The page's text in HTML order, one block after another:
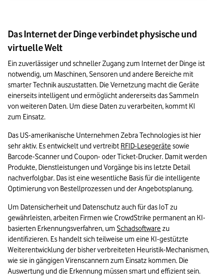
Das Internet der Dinge verbindet physische und
virtuelle Welt
Ein zuverlässiger und schneller Zugang zum Internet der Dinge ist
notwendig, um Maschinen, Sensoren und andere Bereiche mit
smarter Technik auszustatten. Die Vernetzung macht die Geräte
einerseits intelligent und ermöglicht andererseits das Sammeln
von weiteren Daten. Um diese Daten zu verarbeiten, kommt KI
zum Einsatz.
Das US-amerikanische Unternehmen Zebra Technologies ist hier
sehr aktiv. Es entwickelt und vertreibt RFID-Lesegeräte sowie
Barcode-Scanner und Coupon- oder Ticket-Drucker. Damit werden
Produkte, Dienstleistungen und Vorgänge bis ins letzte Detail
nachverfolgbar. Das ist eine wesentliche Basis für die intelligente
Optimierung von Bestellprozessen und der Angebotsplanung.
Um Datensicherheit und Datenschutz auch für das IoT zu
gewährleisten, arbeiten Firmen wie CrowdStrike permanent an KI-
basierten Erkennungsverfahren, um Schadsoftware zu
identifizieren. Es handelt sich teilweise um eine KI-gestützte
Weiterentwicklung der bisher verbreiteten Heuristik-Mechanismen,
wie sie in gängigen Virenscannern zum Einsatz kommen. Die
Auswertung und die Erkennung müssen smart und effizient sein.